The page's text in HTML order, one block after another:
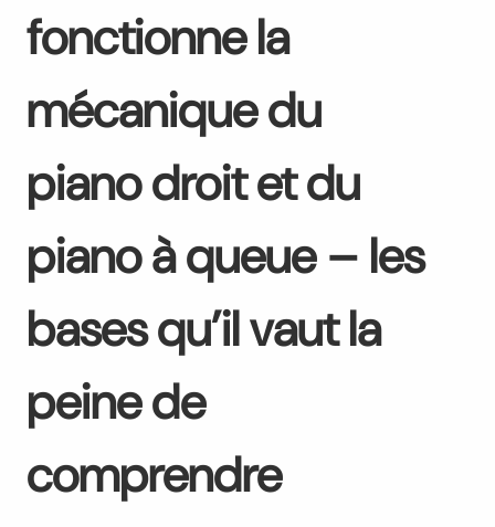
fonctionne la
mécanique du
piano droit et du
piano à queue – les
bases qu’il vaut la
peine de
comprendre